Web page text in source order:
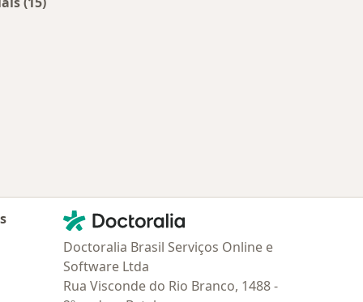
Contato
Doctoralia - Homepage
Doctoralia Brasil Serviços Online e
Software Ltda
Rua Visconde do Rio Branco, 1488 -